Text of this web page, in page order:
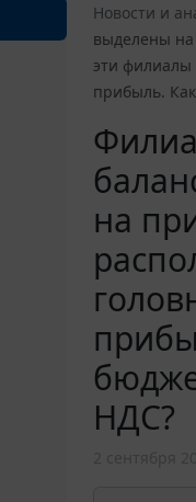
Новости и
выделены на
эти
прибыль.
на
НДС?